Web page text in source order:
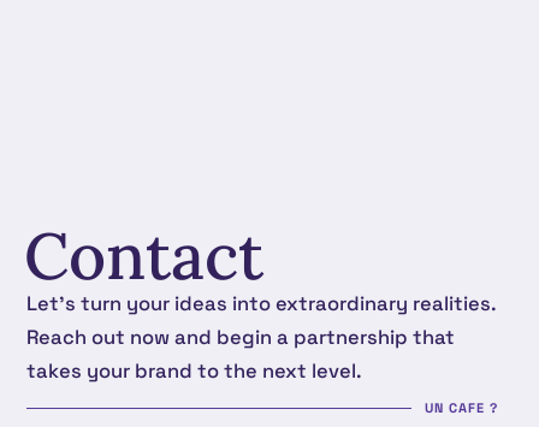
Contact
Let's turn your ideas into extraordinary realities.
Reach out now and begin a partnership that
takes your brand to the next level.
UN CAFE ?